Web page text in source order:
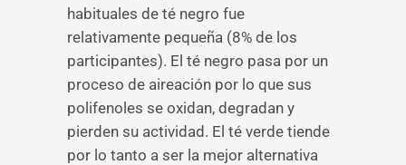
habituales de té negro fue
relativamente pequeña (8% de los
participantes). El té negro pasa por un
proceso de aireación por lo que sus
polifenoles se oxidan, degradan y
pierden su actividad. El té verde tiende
por lo tanto a ser la mejor alternativa